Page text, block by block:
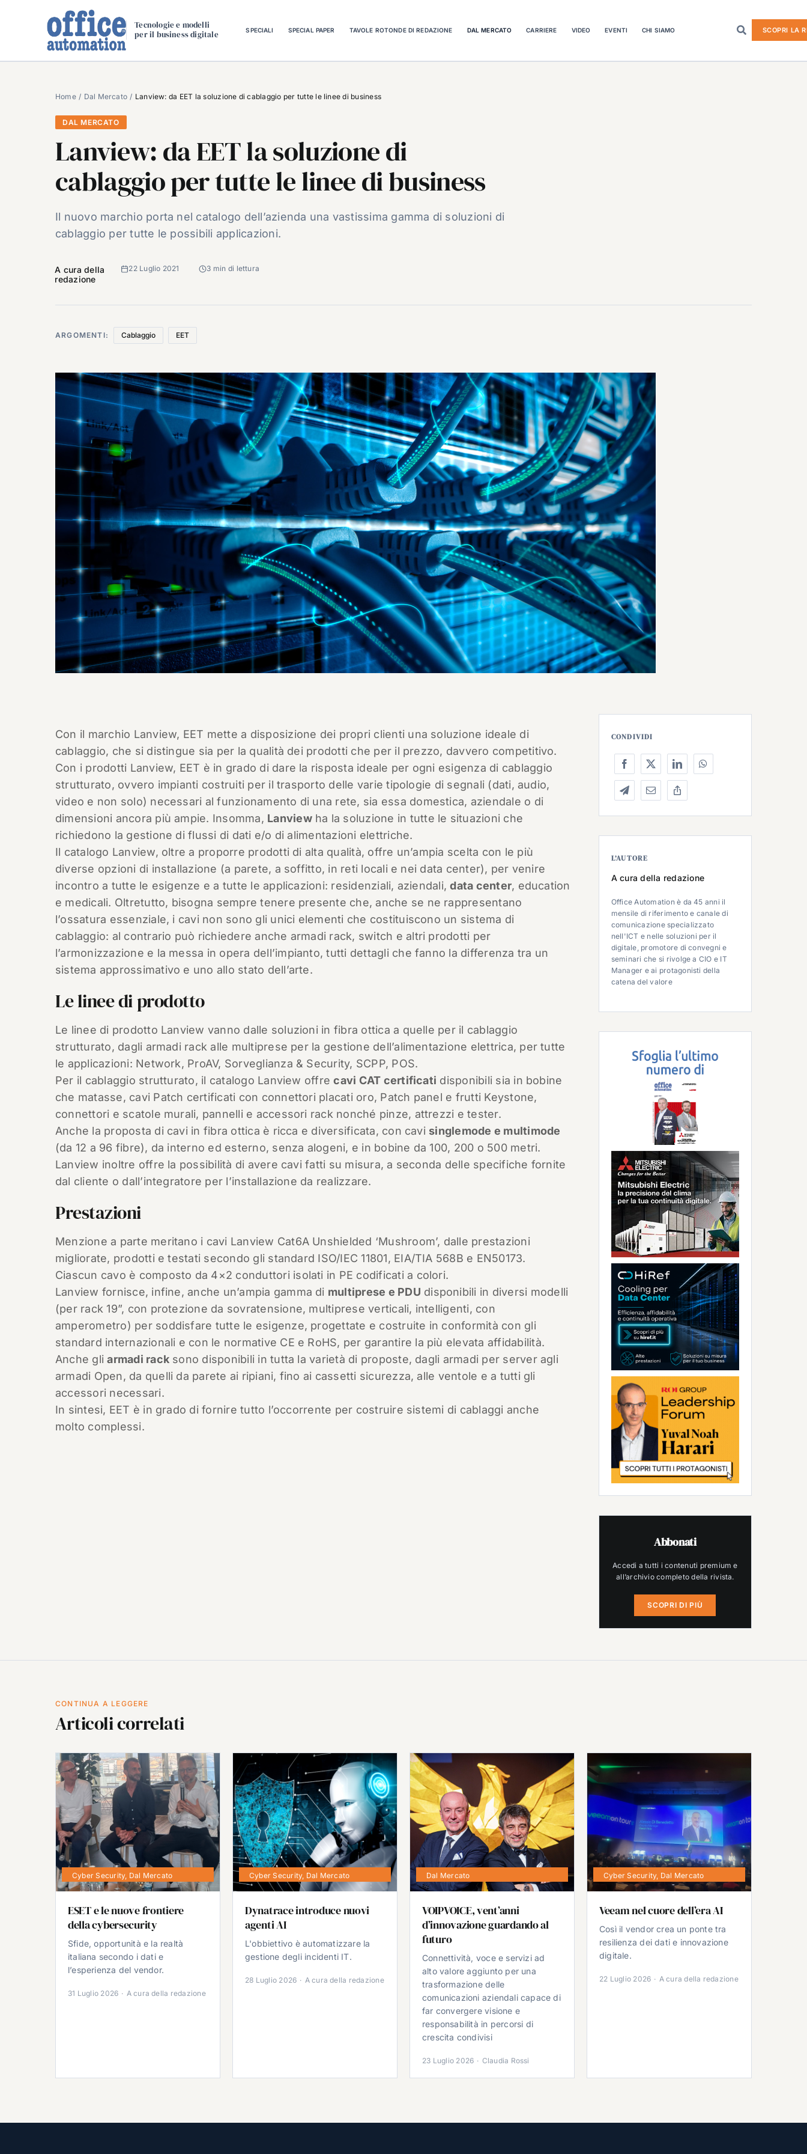
Tecnologie e modelli
per il business digitale
SPECIALI SPECIAL PAPER TAVOLE ROTONDE DI REDAZIONE DAL MERCATO CARRIERE VIDEO EVENTI CHI SIAMO SCOPRI LA
Home Dal Mercato Lanview: da EET la soluzione di cablaggio per tutte le linee di business
DAL MERCATO
Lanview: da EET la soluzione di
cablaggio per tutte le linee di business
Il nuovo marchio porta nel catalogo dell’azienda una vastissima gamma di soluzioni di
cablaggio per tutte le possibili applicazioni.
A cura della
redazione
22 Luglio 2021 3 min di lettura
ARGOMENTI: Cablaggio EET
Con il marchio Lanview, EET mette a disposizione dei propri clienti una soluzione ideale di
cablaggio, che si distingue sia per la qualità dei prodotti che per il prezzo, davvero competitivo.
Con i prodotti Lanview, EET è in grado di dare la risposta ideale per ogni esigenza di cablaggio
strutturato, ovvero impianti costruiti per il trasporto delle varie tipologie di segnali (dati, audio,
video e non solo) necessari al funzionamento di una rete, sia essa domestica, aziendale o di
dimensioni ancora più ampie. Insomma, Lanviewha la soluzione in tutte le situazioni che
richiedono la gestione di flussi di dati e/o di alimentazioni elettriche.
Il catalogo Lanview, oltre a proporre prodotti di alta qualità, offre un’ampia scelta con le più
diverse opzioni di installazione (a parete, a soffitto, in reti locali e nei data center), per venire
incontro a tutte le esigenze e a tutte le applicazioni: residenziali, aziendali,data center, education
e medicali. Oltretutto, bisogna sempre tenere presente che, anche se ne rappresentano
l’ossatura essenziale, i cavi non sono gli unici elementi che costituiscono un sistema di
cablaggio: al contrario può richiedere anche armadi rack, switch e altri prodotti per
l’armonizzazione e la messa in opera dell’impianto, tutti dettagli che fanno la differenza tra un
sistema approssimativo e uno allo stato dell’arte.
Le linee di prodotto
Le linee di prodotto Lanview vanno dalle soluzioni in fibra ottica a quelle per il cablaggio
strutturato, dagli armadi rack alle multiprese per la gestione dell’alimentazione elettrica, per tutte
le applicazioni: Network, ProAV, Sorveglianza & Security, SCPP, POS.
Per il cablaggio strutturato, il catalogo Lanview offrecavi CAT certificati disponibili sia in bobine
che matasse, cavi Patch certificati con connettori placati oro, Patch panel e frutti Keystone,
connettori e scatole murali, pannelli e accessori rack nonché pinze, attrezzi e tester.
Anche la proposta di cavi in fibra ottica è ricca e diversificata, con cavi singlemode e multimode
(da 12 a 96 fibre), da interno ed esterno, senza alogeni, e in bobine da 100, 200 o 500 metri.
Lanview inoltre offre la possibilità di avere cavi fatti su misura, a seconda delle specifiche fornite
dal cliente o dall’integratore per l’installazione da realizzare.
Prestazioni
Menzione a parte meritano i cavi Lanview Cat6A Unshielded ‘Mushroom’, dalle prestazioni
migliorate, prodotti e testati secondo gli standard ISO/IEC 11801, EIA/TIA 568B e EN50173.
Ciascun cavo è composto da 4×2 conduttori isolati in PE codificati a colori.
Lanview fornisce, infine, anche un’ampia gamma di multiprese e PDU disponibili in diversi modelli
(per rack 19”, con protezione da sovratensione, multiprese verticali, intelligenti, con
amperometro) per soddisfare tutte le esigenze, progettate e costruite in conformità con gli
standard internazionali e con le normative CE e RoHS, per garantire la più elevata affidabilità.
Anche gliarmadi rack sono disponibili in tutta la varietà di proposte, dagli armadi per server agli
armadi Open, da quelli da parete ai ripiani, fino ai cassetti sicurezza, alle ventole e a tutti gli
accessori necessari.
In sintesi, EET è in grado di fornire tutto l’occorrente per costruire sistemi di cablaggi anche
molto complessi.
CONDIVIDI
L’AUTORE
A cura della redazione
Office Automation è da 45 anni il
mensile di riferimento e canale di
comunicazione specializzato
nell'ICT e nelle soluzioni per il
digitale, promotore di convegni e
seminari che si rivolge a CIO e IT
Manager e ai protagonisti della
catena del valore
Abbonati
Accedi a tutti i contenuti premium e
all’archivio completo della rivista.
SCOPRI DI PIÙ
CONTINUA A LEGGERE
Articoli correlati
Cyber Security, Dal Mercato
ESET e le nuove frontiere
della cybersecurity
Sfide, opportunità e la realtà
italiana secondo i dati e
l’esperienza del vendor.
31 Luglio 2026 · A cura della redazione
Cyber Security, Dal Mercato
Dynatrace introduce nuovi
agenti AI
L'obbiettivo è automatizzare la
gestione degli incidenti IT.
28 Luglio 2026 · A cura della redazione
Dal Mercato
VOIPVOICE, vent’anni
d’innovazione guardando al
futuro
Connettività, voce e servizi ad
alto valore aggiunto per una
trasformazione delle
comunicazioni aziendali capace di
far convergere visione e
responsabilità in percorsi di
crescita condivisi
23 Luglio 2026 · Claudia Rossi
Cyber Security, Dal Mercato
Veeam nel cuore dell’era AI
Così il vendor crea un ponte tra
resilienza dei dati e innovazione
digitale.
22 Luglio 2026 · A cura della redazione